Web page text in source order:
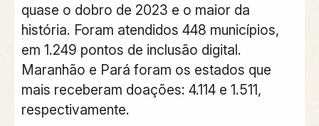
quase o dobro de 2023 e o maior da
história. Foram atendidos 448 municípios,
em 1.249 pontos de inclusão digital.
Maranhão e Pará foram os estados que
mais receberam doações: 4.114 e 1.511,
respectivamente.